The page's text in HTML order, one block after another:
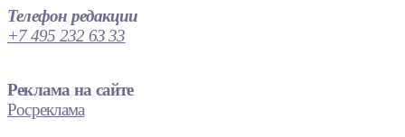
Телефон редакции
+7 495 232 63 33
Реклама на сайте
Росреклама